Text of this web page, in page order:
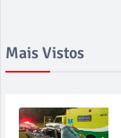
Mais Vistos